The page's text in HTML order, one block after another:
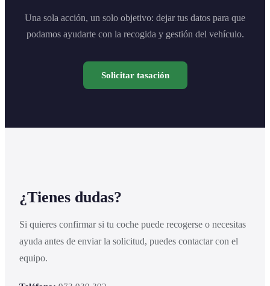
Una sola acción, un solo objetivo: dejar tus datos para que
podamos ayudarte con la recogida y gestión del vehículo.
Solicitar tasación
¿Tienes dudas?
Si quieres confirmar si tu coche puede recogerse o necesitas
ayuda antes de enviar la solicitud, puedes contactar con el
equipo.